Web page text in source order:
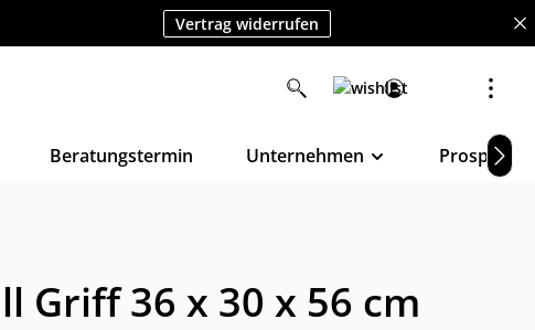
Vertrag widerrufen
Beratungstermin Unternehmen Prospekte
Griff 36 x 30 x 56 cm